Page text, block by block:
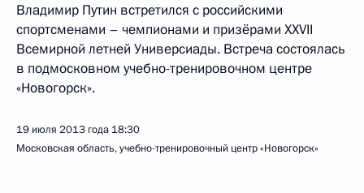
Владимир Путин встретился с российскими
спортсменами – чемпионами и призёрами XXVII
Всемирной летней Универсиады. Встреча состоялась
в подмосковном учебно-тренировочном центре
«Новогорск».
19 июля 2013 года 18:30
Московская область, учебно-тренировочный центр «Новогорск»